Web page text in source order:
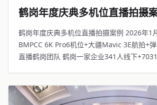
鹤岗年度庆典多机位直播拍摄
鹤岗年度庆典多机位直播拍摄案例 2026年
BMPCC 6K Pro6机位+大疆Mavic 3E航拍+
直播鹤岗团队 鹤岗一家企业341人线下